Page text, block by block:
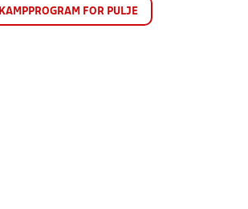
KAMPPROGRAM FOR PULJE